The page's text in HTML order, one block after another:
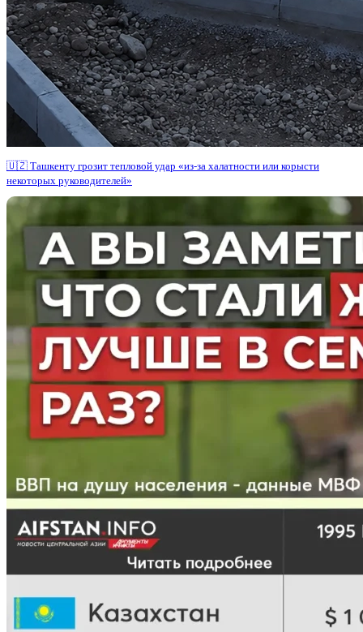
🇺🇿 Ташкенту грозит тепловой удар «из-за халатности или корысти
некоторых руководителей»